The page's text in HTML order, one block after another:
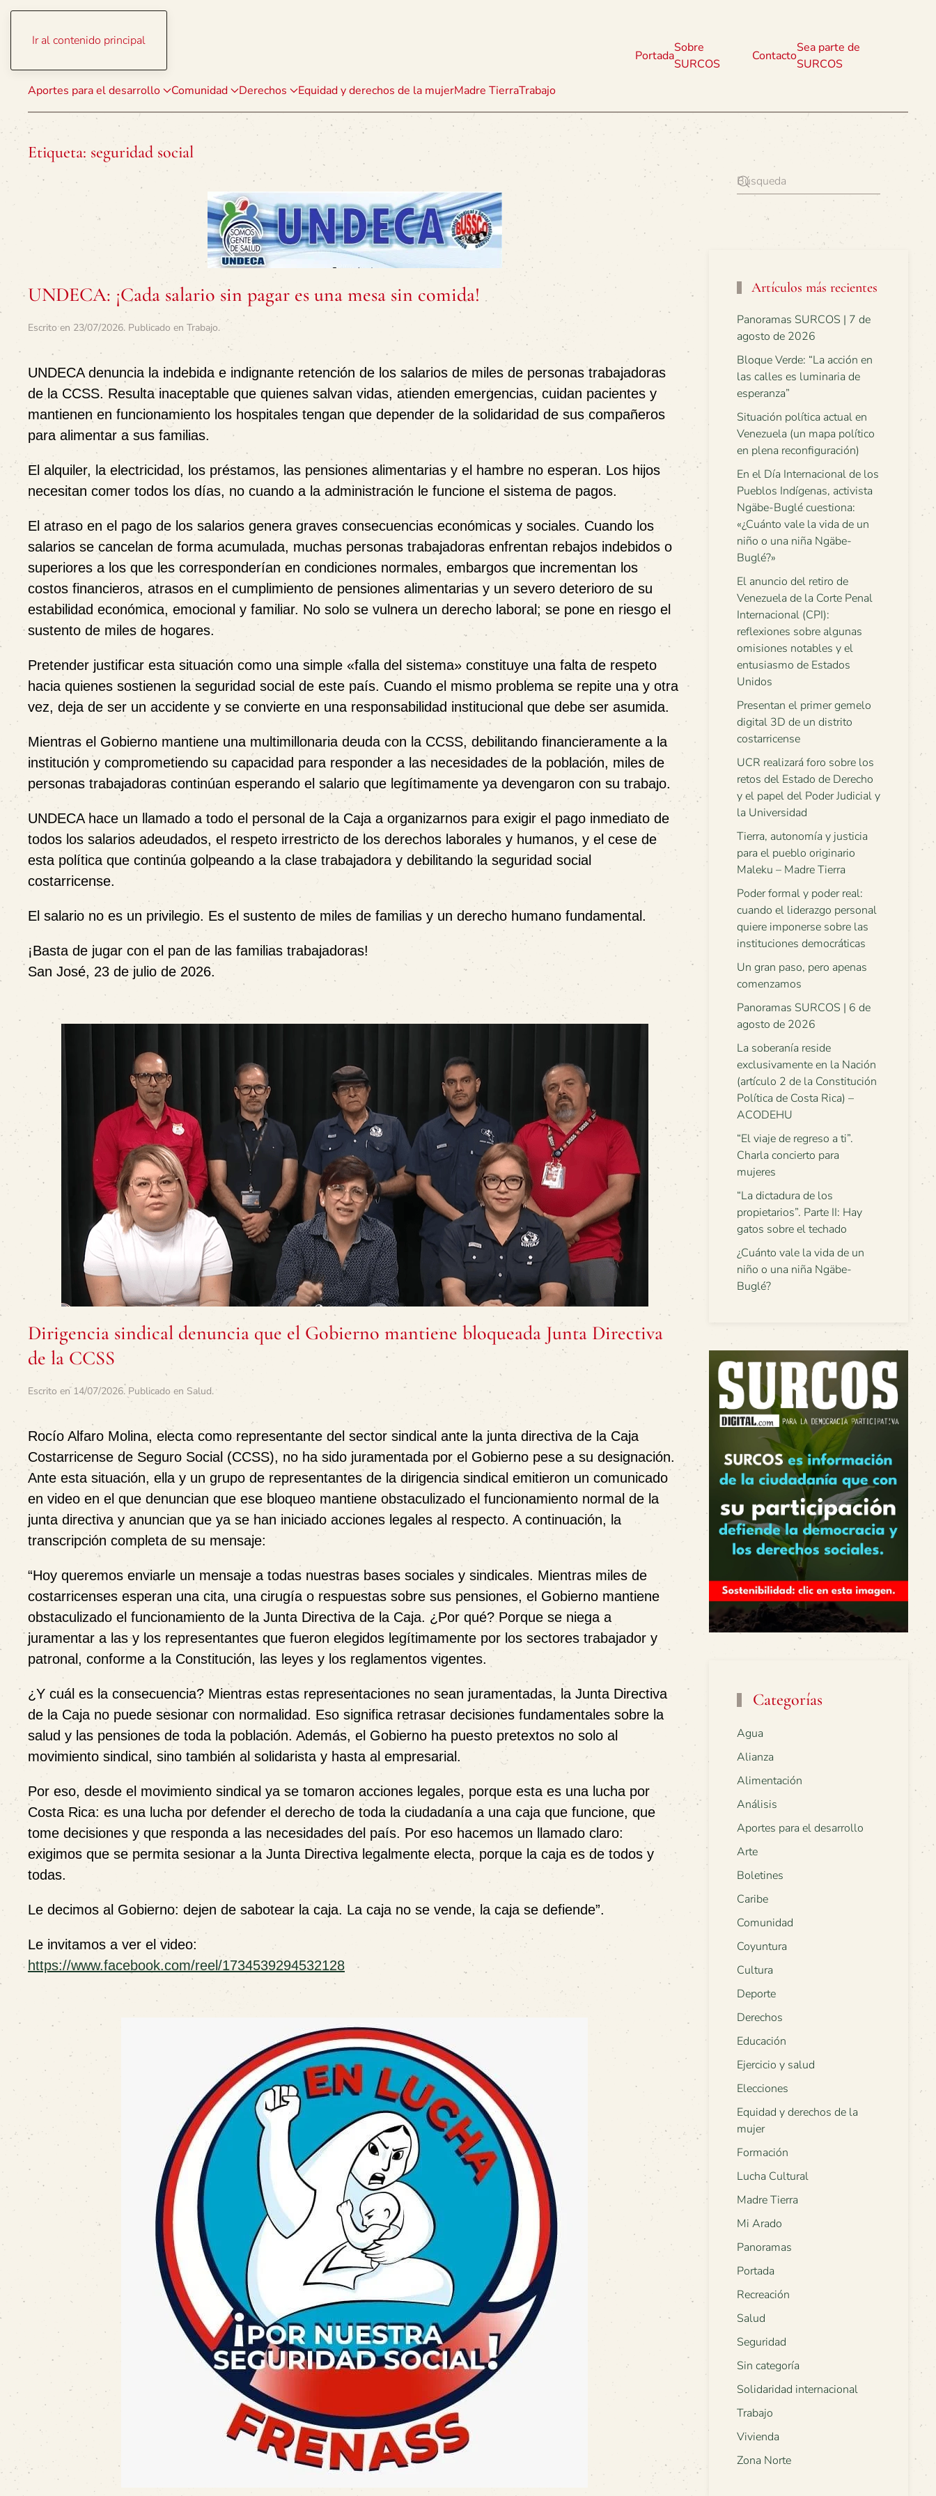
Ir al contenido principal
Aportes para el desarrollo Comunidad Derechos Equidad y derechos de la mujerMadre TierraTrabajo
Portada
Sobre
SURCOS
Contacto
Sea parte de
SURCOS
Etiqueta: seguridad social
UNDECA: ¡Cada salario sin pagar es una mesa sin comida!
Escrito en 23/07/2026. Publicado en Trabajo.
UNDECA denuncia la indebida e indignante retención de los salarios de miles de personas trabajadoras
de la CCSS. Resulta inaceptable que quienes salvan vidas, atienden emergencias, cuidan pacientes y
mantienen en funcionamiento los hospitales tengan que depender de la solidaridad de sus compañeros
para alimentar a sus familias.
El alquiler, la electricidad, los préstamos, las pensiones alimentarias y el hambre no esperan. Los hijos
necesitan comer todos los días, no cuando a la administración le funcione el sistema de pagos.
El atraso en el pago de los salarios genera graves consecuencias económicas y sociales. Cuando los
salarios se cancelan de forma acumulada, muchas personas trabajadoras enfrentan rebajos indebidos o
superiores a los que les corresponderían en condiciones normales, embargos que incrementan los
costos financieros, atrasos en el cumplimiento de pensiones alimentarias y un severo deterioro de su
estabilidad económica, emocional y familiar. No solo se vulnera un derecho laboral; se pone en riesgo el
sustento de miles de hogares.
Pretender justificar esta situación como una simple «falla del sistema» constituye una falta de respeto
hacia quienes sostienen la seguridad social de este país. Cuando el mismo problema se repite una y otra
vez, deja de ser un accidente y se convierte en una responsabilidad institucional que debe ser asumida.
Mientras el Gobierno mantiene una multimillonaria deuda con la CCSS, debilitando financieramente a la
institución y comprometiendo su capacidad para responder a las necesidades de la población, miles de
personas trabajadoras continúan esperando el salario que legítimamente ya devengaron con su trabajo.
UNDECA hace un llamado a todo el personal de la Caja a organizarnos para exigir el pago inmediato de
todos los salarios adeudados, el respeto irrestricto de los derechos laborales y humanos, y el cese de
esta política que continúa golpeando a la clase trabajadora y debilitando la seguridad social
costarricense.
El salario no es un privilegio. Es el sustento de miles de familias y un derecho humano fundamental.
¡Basta de jugar con el pan de las familias trabajadoras!
San José, 23 de julio de 2026.
Dirigencia sindical denuncia que el Gobierno mantiene bloqueada Junta Directiva
de la CCSS
Escrito en14/07/2026. Publicado en Salud.
Rocío Alfaro Molina, electa como representante del sector sindical ante la junta directiva de la Caja
Costarricense de Seguro Social (CCSS), no ha sido juramentada por el Gobierno pese a su designación.
Ante esta situación, ella y un grupo de representantes de la dirigencia sindical emitieron un comunicado
en video en el que denuncian que ese bloqueo mantiene obstaculizado el funcionamiento normal de la
junta directiva y anuncian que ya se han iniciado acciones legales al respecto. A continuación, la
transcripción completa de su mensaje:
“Hoy queremos enviarle un mensaje a todas nuestras bases sociales y sindicales. Mientras miles de
costarricenses esperan una cita, una cirugía o respuestas sobre sus pensiones, el Gobierno mantiene
obstaculizado el funcionamiento de la Junta Directiva de la Caja. ¿Por qué? Porque se niega a
juramentar a las y los representantes que fueron elegidos legítimamente por los sectores trabajador y
patronal, conforme a la Constitución, las leyes y los reglamentos vigentes.
¿Y cuál es la consecuencia? Mientras estas representaciones no sean juramentadas, la Junta Directiva
de la Caja no puede sesionar con normalidad. Eso significa retrasar decisiones fundamentales sobre la
salud y las pensiones de toda la población. Además, el Gobierno ha puesto pretextos no solo al
movimiento sindical, sino también al solidarista y hasta al empresarial.
Por eso, desde el movimiento sindical ya se tomaron acciones legales, porque esta es una lucha por
Costa Rica: es una lucha por defender el derecho de toda la ciudadanía a una caja que funcione, que
tome decisiones y que responda a las necesidades del país. Por eso hacemos un llamado claro:
exigimos que se permita sesionar a la Junta Directiva legalmente electa, porque la caja es de todos y
todas.
Le decimos al Gobierno: dejen de sabotear la caja. La caja no se vende, la caja se defiende”.
Le invitamos a ver el video:
https://www.facebook.com/reel/1734539294532128
Artículos más recientes
Panoramas SURCOS | 7 de
agosto de 2026
Bloque Verde: “La acción en
las calles es luminaria de
esperanza”
Situación política actual en
Venezuela (un mapa político
en plena reconfiguración)
En el Día Internacional de los
Pueblos Indígenas, activista
Ngäbe-Buglé cuestiona:
«¿Cuánto vale la vida de un
niño o una niña Ngäbe-
Buglé?»
El anuncio del retiro de
Venezuela de la Corte Penal
Internacional (CPI):
reflexiones sobre algunas
omisiones notables y el
entusiasmo de Estados
Unidos
Presentan el primer gemelo
digital 3D de un distrito
costarricense
UCR realizará foro sobre los
retos del Estado de Derecho
y el papel del Poder Judicial y
la Universidad
Tierra, autonomía y justicia
para el pueblo originario
Maleku – Madre Tierra
Poder formal y poder real:
cuando el liderazgo personal
quiere imponerse sobre las
instituciones democráticas
Un gran paso, pero apenas
comenzamos
Panoramas SURCOS | 6 de
agosto de 2026
La soberanía reside
exclusivamente en la Nación
(artículo 2 de la Constitución
Política de Costa Rica) –
ACODEHU
“El viaje de regreso a ti”.
Charla concierto para
mujeres
“La dictadura de los
propietarios”. Parte II: Hay
gatos sobre el techado
¿Cuánto vale la vida de un
niño o una niña Ngäbe-
Buglé?
Categorías
Agua
Alianza
Alimentación
Análisis
Aportes para el desarrollo
Arte
Boletines
Caribe
Comunidad
Coyuntura
Cultura
Deporte
Derechos
Educación
Ejercicio y salud
Elecciones
Equidad y derechos de la
mujer
Formación
Lucha Cultural
Madre Tierra
Mi Arado
Panoramas
Portada
Recreación
Salud
Seguridad
Sin categoría
Solidaridad internacional
Trabajo
Vivienda
Zona Norte